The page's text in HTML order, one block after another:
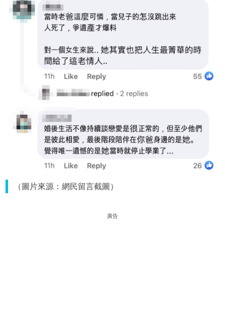
（圖片來源：網民留言截圖）
廣告